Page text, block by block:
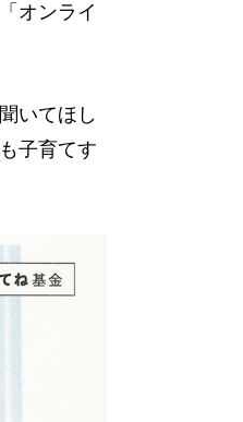
オンライ
いてほし
子育てす